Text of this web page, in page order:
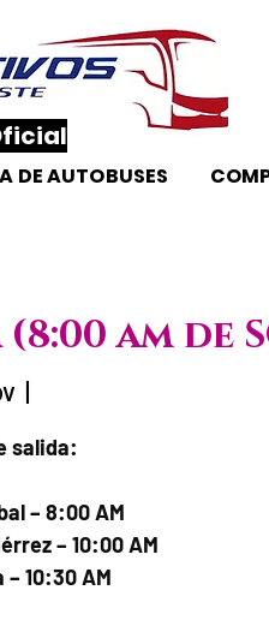
DE AUTOBUSES
am de
  |
salida:
– 8:00 AM
– 10:00 AM
– 10:30 AM